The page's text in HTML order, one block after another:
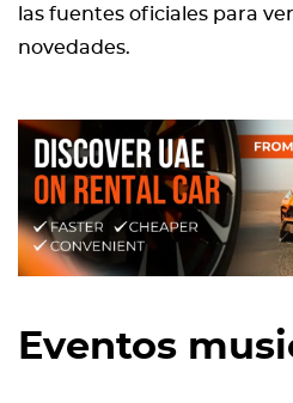
las fuentes oficiales para
novedades.
Eventos